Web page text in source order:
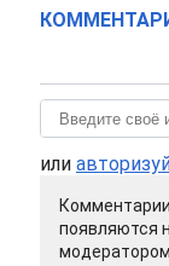
или
появляются